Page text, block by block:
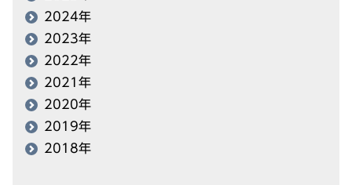
2024年
2023年
2022年
2021年
2020年
2019年
2018年